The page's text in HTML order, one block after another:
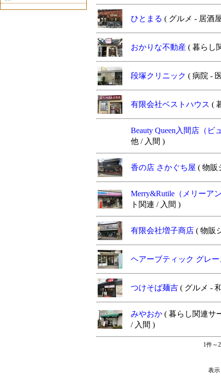
ひとまる ( グルメ - 居酒
おかりな不動産 ( 暮らし
段塚クリニック ( 病院 -
有限会社ベストハウス (
Beauty Queen入間店（
他 / 入間 )
香の店 さかぐち屋 ( 物販
Merry&Rutile（メリーア
ト関連 / 入間 )
有限会社増子商店 ( 物販
ヘアーブティック グレ
つけそば麺吉 ( グルメ -
みやおか ( 暮らし関連サ
/ 入間 )
1件～
表